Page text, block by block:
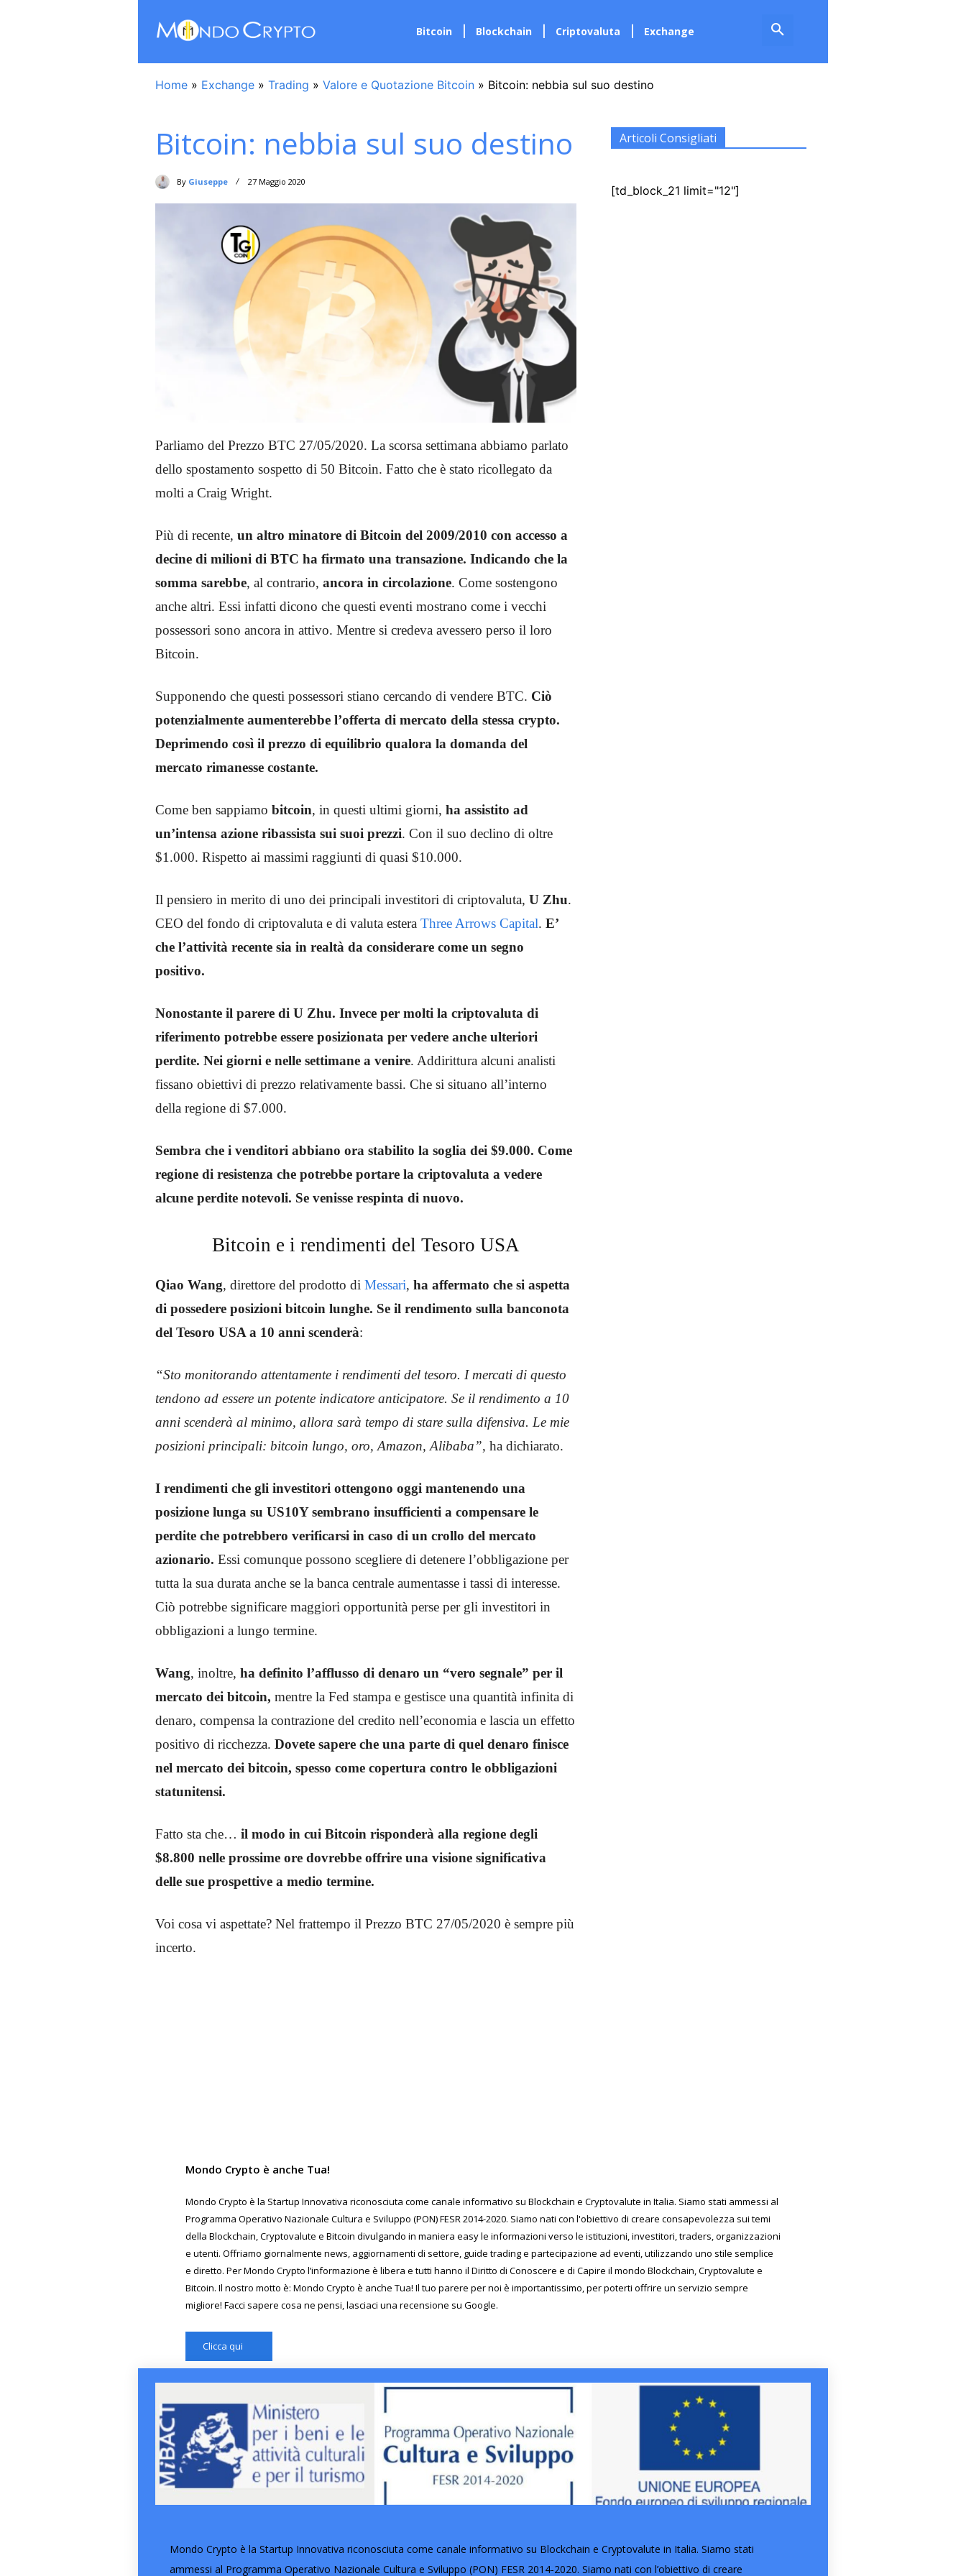
Bitcoin Blockchain Criptovaluta Exchange
Home » Exchange » Trading » Valore e Quotazione Bitcoin » Bitcoin: nebbia sul suo destino
Bitcoin: nebbia sul suo destino
By Giuseppe 27 Maggio 2020
Parliamo del Prezzo BTC 27/05/2020. La scorsa settimana abbiamo parlato
dello spostamento sospetto di 50 Bitcoin. Fatto che è stato ricollegato da
molti a Craig Wright.
Più di recente, un altro minatore di Bitcoin del 2009/2010 con accesso a
decine di milioni di BTC ha firmato una transazione. Indicando che la
somma sarebbe, al contrario, ancora in circolazione. Come sostengono
anche altri. Essi infatti dicono che questi eventi mostrano come i vecchi
possessori sono ancora in attivo. Mentre si credeva avessero perso il loro
Bitcoin.
Supponendo che questi possessori stiano cercando di vendere BTC. Ciò
potenzialmente aumenterebbe l’offerta di mercato della stessa crypto.
Deprimendo così il prezzo di equilibrio qualora la domanda del
mercato rimanesse costante.
Come ben sappiamo bitcoin, in questi ultimi giorni, ha assistito ad
un’intensa azione ribassista sui suoi prezzi. Con il suo declino di oltre
$1.000. Rispetto ai massimi raggiunti di quasi $10.000.
Il pensiero in merito di uno dei principali investitori di criptovaluta, U Zhu.
CEO del fondo di criptovaluta e di valuta estera Three Arrows Capital. E’
che l’attività recente sia in realtà da considerare come un segno
positivo.
Nonostante il parere di U Zhu. Invece per molti la criptovaluta di
riferimento potrebbe essere posizionata per vedere anche ulteriori
perdite. Nei giorni e nelle settimane a venire. Addirittura alcuni analisti
fissano obiettivi di prezzo relativamente bassi. Che si situano all’interno
della regione di $7.000.
Sembra che i venditori abbiano ora stabilito la soglia dei $9.000. Come
regione di resistenza che potrebbe portare la criptovaluta a vedere
alcune perdite notevoli. Se venisse respinta di nuovo.
Bitcoin e i rendimenti del Tesoro USA
Qiao Wang, direttore del prodotto di Messari, ha affermato che si aspetta
di possedere posizioni bitcoin lunghe. Se il rendimento sulla banconota
del Tesoro USA a 10 anni scenderà:
“Sto monitorando attentamente i rendimenti del tesoro. I mercati di questo
tendono ad essere un potente indicatore anticipatore. Se il rendimento a 10
anni scenderà al minimo, allora sarà tempo di stare sulla difensiva. Le mie
posizioni principali: bitcoin lungo, oro, Amazon, Alibaba”, ha dichiarato.
I rendimenti che gli investitori ottengono oggi mantenendo una
posizione lunga su US10Y sembrano insufficienti a compensare le
perdite che potrebbero verificarsi in caso di un crollo del mercato
azionario. Essi comunque possono scegliere di detenere l’obbligazione per
tutta la sua durata anche se la banca centrale aumentasse i tassi di interesse.
Ciò potrebbe significare maggiori opportunità perse per gli investitori in
obbligazioni a lungo termine.
Wang, inoltre, ha definito l’afflusso di denaro un “vero segnale” per il
mercato dei bitcoin, mentre la Fed stampa e gestisce una quantità infinita di
denaro, compensa la contrazione del credito nell’economia e lascia un effetto
positivo di ricchezza. Dovete sapere che una parte di quel denaro finisce
nel mercato dei bitcoin, spesso come copertura contro le obbligazioni
statunitensi.
Fatto sta che… il modo in cui Bitcoin risponderà alla regione degli
$8.800 nelle prossime ore dovrebbe offrire una visione significativa
delle sue prospettive a medio termine.
Voi cosa vi aspettate? Nel frattempo il Prezzo BTC 27/05/2020 è sempre più
incerto.
Articoli Consigliati
[td_block_21 limit="12"]
Mondo Crypto è anche Tua!
Mondo Crypto è la Startup Innovativa riconosciuta come canale informativo su Blockchain e Cryptovalute in Italia. Siamo stati ammessi al
Programma Operativo Nazionale Cultura e Sviluppo (PON) FESR 2014-2020. Siamo nati con l'obiettivo di creare consapevolezza sui temi
della Blockchain, Cryptovalute e Bitcoin divulgando in maniera easy le informazioni verso le istituzioni, investitori, traders, organizzazioni
e utenti. Offriamo giornalmente news, aggiornamenti di settore, guide trading e partecipazione ad eventi, utilizzando uno stile semplice
e diretto. Per Mondo Crypto l’informazione è libera e tutti hanno il Diritto di Conoscere e di Capire il mondo Blockchain, Cryptovalute e
Bitcoin. Il nostro motto è: Mondo Crypto è anche Tua! Il tuo parere per noi è importantissimo, per poterti offrire un servizio sempre
migliore! Facci sapere cosa ne pensi, lasciaci una recensione su Google.
Clicca qui
Mondo Crypto è la Startup Innovativa riconosciuta come canale informativo su Blockchain e Cryptovalute in Italia. Siamo stati
ammessi al Programma Operativo Nazionale Cultura e Sviluppo (PON) FESR 2014-2020. Siamo nati con l’obiettivo di creare